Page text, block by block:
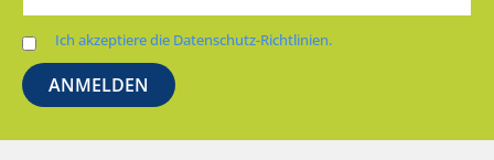
Ich akzeptiere die Datenschutz-Richtlinien.